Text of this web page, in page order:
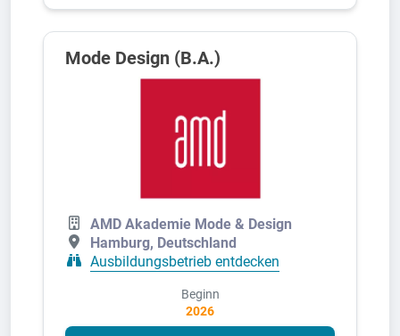
Mode Design (B.A.)
AMD Akademie Mode & Design
Hamburg, Deutschland
Ausbildungsbetrieb entdecken
Beginn
2026